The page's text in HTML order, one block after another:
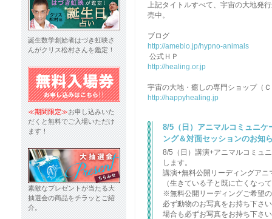
上記タイトルすべて、宇宙の大地発
売中。
ブログ
http://ameblo.jp/hypno-animals
公式ＨＰ
http://healing.or.jp
宇宙の大地・癒しの専門ショップ（
http://happyhealing.jp
8/5（日）アニマルコミュニ
ング＆対面セッションのお知
8/5（日）講演+アニマルコミュ
します。
講演+無料公開リーディングア
（生きている子と既に亡くなっ
※無料公開リーディングご希望
必ず動物のお写真をお持ち下さ
場合も必ずお写真をお持ち下さ
誕生数学創始者はづき虹映さ
んがクリス松村さんを鑑定！
≪期間限定≫お申し込みいた
だくと無料でご入場いただけ
ます！
素敵なプレゼントが当たる大
抽選会の商品をチラッとご紹
介。